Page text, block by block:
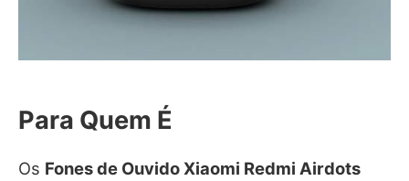
Para Quem É
Os Fones de Ouvido Xiaomi Redmi Airdots